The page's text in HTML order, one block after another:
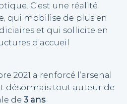
C’est une réalité
qui mobilise de plus en
et qui sollicite en
d’accueil
2021 a renforcé l’arsenal
désormais tout auteur de
de 3 ans